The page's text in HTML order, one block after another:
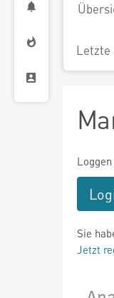
Letzte
Sie
Jetzt